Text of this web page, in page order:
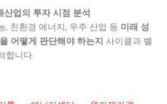
업의 투자 시점 분석
, 친환경 에너지, 우주 산업 등 미래 성
어떻게 판단해야 하는지 사이클과 밸
합니다.